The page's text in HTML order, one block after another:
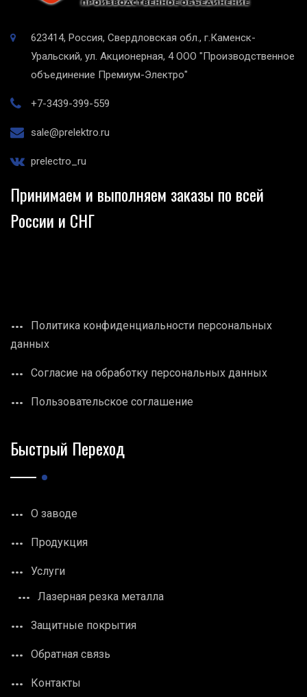
623414, Россия, Свердловская обл., г.Каменск-
Уральский, ул. Акционерная, 4 ООО "Производственное
объединение Премиум-Электро"
+7-3439-399-559
sale@prelektro.ru
prelectro_ru
Принимаем и выполняем заказы по всей
России и СНГ
Политика конфиденциальности персональных
данных
Согласие на обработку персональных данных
Пользовательское соглашение
Быстрый Переход
О заводе
Продукция
Услуги
Лазерная резка металла
Защитные покрытия
Обратная связь
Контакты